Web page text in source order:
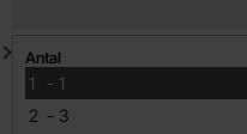
Mängdrabatt
Antal
1 -
till 1
2 -
till 3